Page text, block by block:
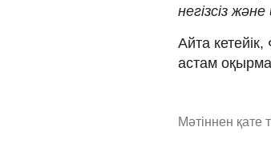
негізсіз
Айта
астам
Мәтіннен қате